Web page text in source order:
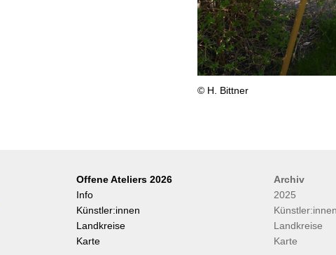
© H. Bittner
Offene Ateliers 2026
Info
Künstler:innen
Landkreise
Karte
Archiv
2025
Künstler:innen
Landkreise
Karte